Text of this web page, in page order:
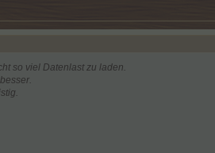
so viel Datenlast zu laden.